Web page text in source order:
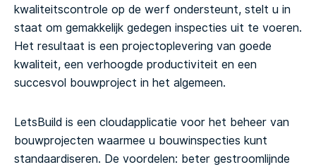
kwaliteitscontrole op de werf ondersteunt, stelt u in
staat om gemakkelijk gedegen inspecties uit te voeren.
Het resultaat is een projectoplevering van goede
kwaliteit, een verhoogde productiviteit en een
succesvol bouwproject in het algemeen.
LetsBuild is een cloudapplicatie voor het beheer van
bouwprojecten waarmee u bouwinspecties kunt
standaardiseren. De voordelen: beter gestroomlijnde